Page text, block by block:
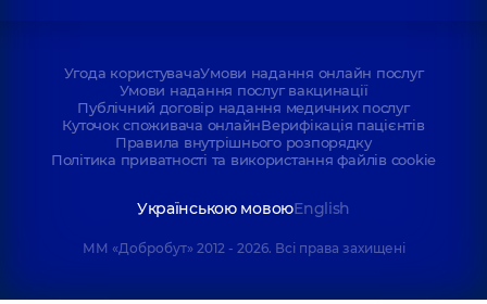
Угода користувачаУмови надання онлайн послуг
Умови надання послуг вакцинації
Публічний договір надання медичних послуг
Куточок споживача онлайнВерифікація пацієнтів
Правила внутрішнього розпорядку
Політика приватності та використання файлів cookie
Українською мовоюEnglish
ММ «Добробут» 2012 - 2026. Всі права захищені